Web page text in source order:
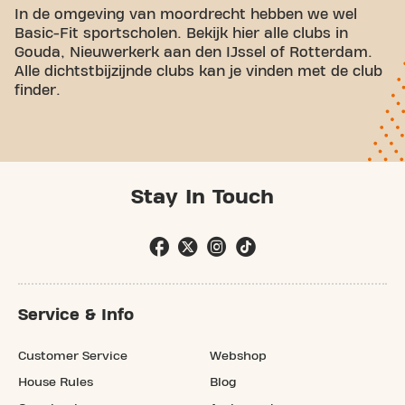
In de omgeving van moordrecht hebben we wel
Basic-Fit sportscholen. Bekijk hier alle clubs in
Gouda, Nieuwerkerk aan den IJssel of Rotterdam.
Alle dichtstbijzijnde clubs kan je vinden met de club
finder.
Stay In Touch
Service & Info
Customer Service
House Rules
Webshop
Blog